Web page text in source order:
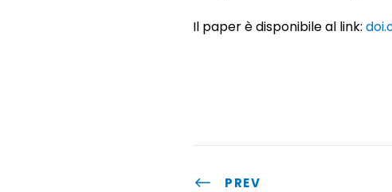
Il paper è disponibile al link:
PREV